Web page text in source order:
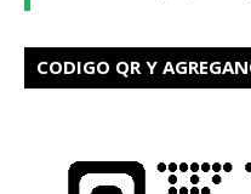
CODIGO QR Y